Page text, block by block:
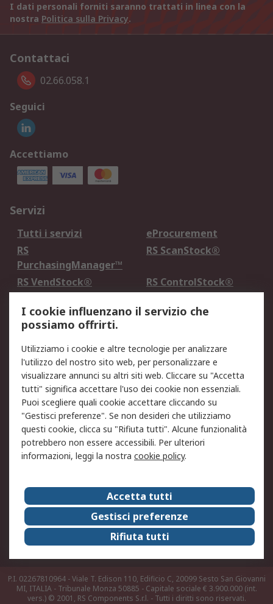
I dati personali forniti saranno trattati in linea con la
nostra Politica sulla Privacy.
Contattaci
02.66.058.1
Seguici
Accettiamo
Servizi
Tutti i servizi
eProcurement
RS
PurchasingManager™
RS ScanStock®
RS VendStock®
RS ControlStock®
Legale
Informativa Cookie
Informativa Privacy -
Aggiornata
Email Security
Termini d'uso
Condizioni di vendita
Condizioni generali di
servizio
Etica e responsabilità
Chi Siamo
Chi Siamo
Contattaci
Supporto
ESG
Carriere
RS Group
Press Centre
Discovery: il Blog di RS
P.I. 02267810964 - Viale T. Edison 110, Edificio C, 20099 Sesto San Giovanni
MI, ITALIA - Tribunale Monza 50885 - Capitale sociale € 3.900.000 (int.
vers.) © 2001, RS Components S.r.l. - Tutti i diritti sono riservati.
I cookie influenzano il servizio che
possiamo offrirti.
Utilizziamo i cookie e altre tecnologie per analizzare
l'utilizzo del nostro sito web, per personalizzare e
visualizzare annunci su altri siti web. Cliccare su "Accetta
tutti" significa accettare l'uso dei cookie non essenziali.
Puoi scegliere quali cookie accettare cliccando su
"Gestisci preferenze". Se non desideri che utilizziamo
questi cookie, clicca su "Rifiuta tutti". Alcune funzionalità
potrebbero non essere accessibili. Per ulteriori
informazioni, leggi la nostra cookie policy.
Accetta tutti
Gestisci preferenze
Rifiuta tutti